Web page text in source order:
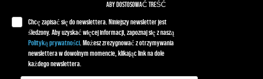
ABY DOSTOSOWAĆ TREŚĆ
Chcę zapisać się do newslettera. Niniejszy newsletter jest
śledzony. Aby uzyskać więcej informacji, zapoznaj się z naszą
Polityką prywatności. Możesz zrezygnować z otrzymywania
newslettera w dowolnym momencie, klikając link na dole
każdego newslettera.